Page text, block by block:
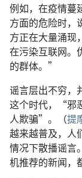
例如，在疫情蔓
方面的危险时
方正在大量涌现
在污染互联网。
的群体。”
谣言层出不穷，
这个时代，“邪
人欺骗”。（提
越来越普及，人
情况下散播谣言
机推荐的新闻，